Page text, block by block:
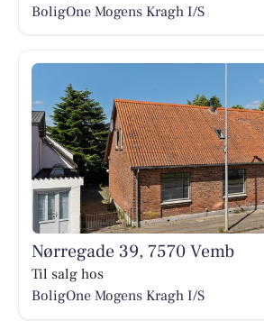
BoligOne Mogens Kragh I/S
Nørregade 39, 7570 Vemb
Til salg hos
BoligOne Mogens Kragh I/S